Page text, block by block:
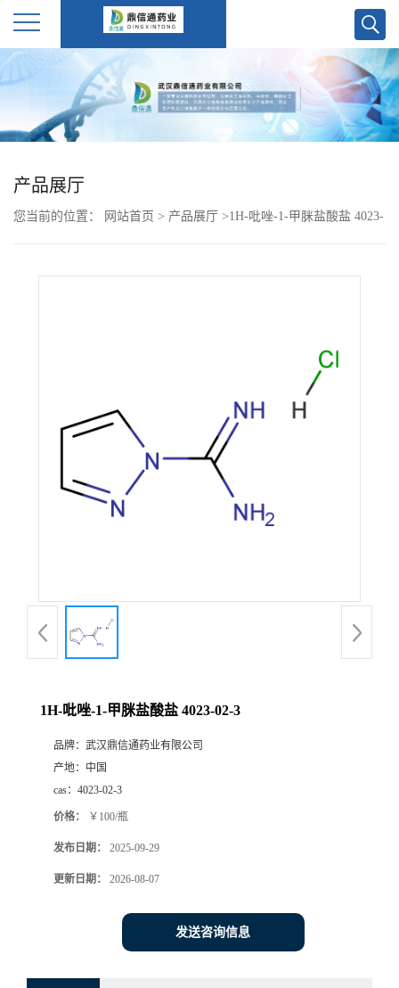
公
产
产品展厅
您当前的位置： 网站首页 > 产品展厅 >1H-吡唑-1-甲脒盐酸盐 4023-
1H-吡唑-1-甲脒盐酸盐 4023-02-3
品牌： 武汉鼎信通药业有限公司
产地： 中国
cas： 4023-02-3
价格： ￥100/瓶
发布日期： 2025-09-29
更新日期： 2026-08-07
发送咨询信息